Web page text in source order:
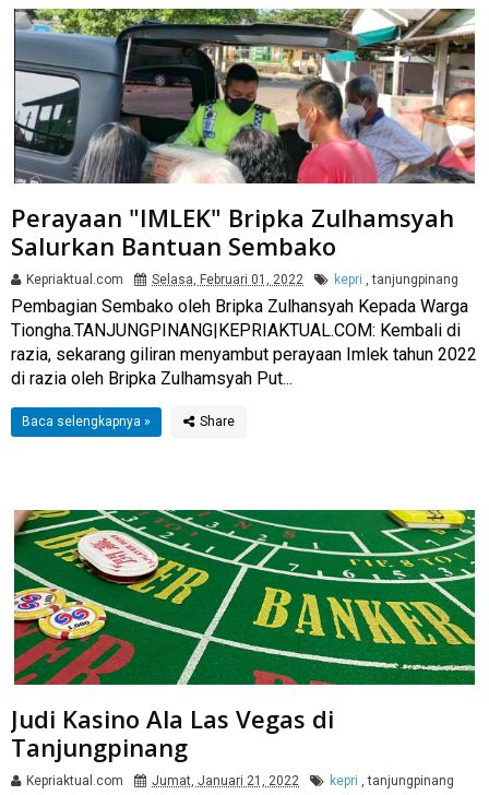
Perayaan "IMLEK" Bripka Zulhamsyah
Salurkan Bantuan Sembako
Kepriaktual.com Selasa, Februari 01, 2022 kepri tanjungpinang
Pembagian Sembako oleh Bripka Zulhansyah Kepada Warga
Tiongha.TANJUNGPINANG|KEPRIAKTUAL.COM: Kembali di
razia, sekarang giliran menyambut perayaan Imlek tahun 2022
di razia oleh Bripka Zulhamsyah Put...
Baca selengkapnya »
Judi Kasino Ala Las Vegas di
Tanjungpinang
Kepriaktual.com Jumat, Januari 21, 2022 kepri tanjungpinang